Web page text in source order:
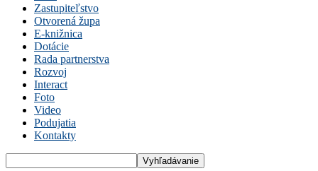
Zastupiteľstvo
Otvorená župa
E-knižnica
Dotácie
Rada partnerstva
Rozvoj
Interact
Foto
Video
Podujatia
Kontakty